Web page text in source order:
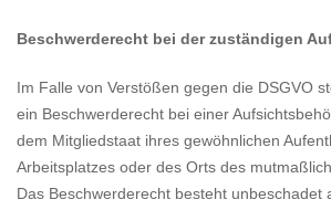
Beschwerderecht bei der zuständigen
Im Falle von Verstößen gegen die DSGVO
ein Beschwerderecht bei einer
dem Mitgliedstaat ihres gewöhnlichen
Arbeitsplatzes oder des Orts des
Das Beschwerderecht besteht unbeschadet